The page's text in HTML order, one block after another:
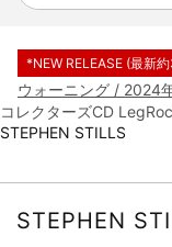
*NEW RELEASE (最新
*NEW RELEASE (最新
ウォーニング / 2024
IEM+Aud！
*NEW RELEASE (最新約
収録！
*NEW RELEASE (最新
コレクターズCD
STEPHEN STILLS
STEPHEN